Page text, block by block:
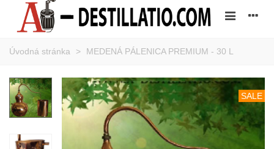
Úvodná stránka > MEDENÁ PÁLENICA PREMIUM - 30 L
SALE